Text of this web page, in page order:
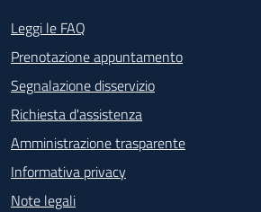
Footer - Contatti
Leggi le FAQ
Prenotazione appuntamento
Segnalazione disservizio
Richiesta d'assistenza
Amministrazione trasparente
Informativa privacy
Note legali